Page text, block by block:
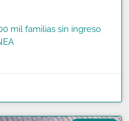
mil familias sin ingreso